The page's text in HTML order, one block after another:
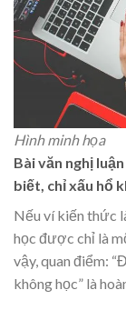
Hình minh họa
Bài văn nghị
biết, chỉ xấu hổ
Nếu ví kiến thức
học được chỉ là
vậy, quan điểm:
không học” là